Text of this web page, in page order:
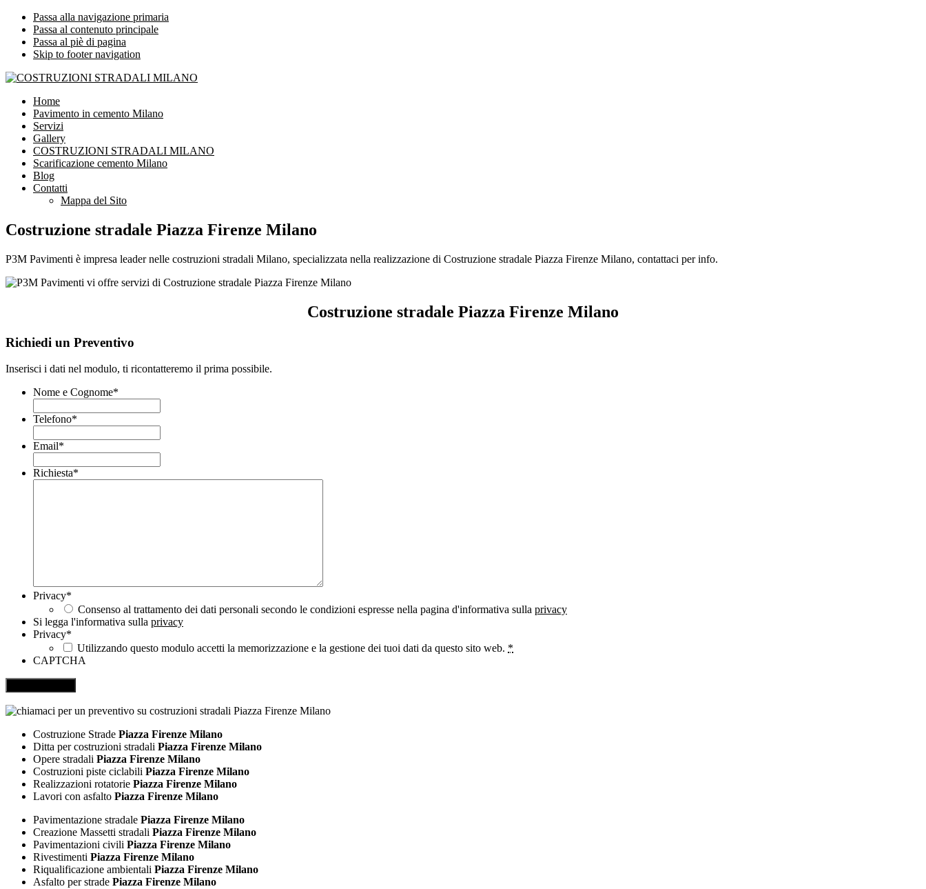
Passa alla navigazione primaria
Passa al contenuto principale
Passa al piè di pagina
Skip to footer navigation
COSTRUZIONI STRADALI MILANO
Impresa leader nelle costruzioni stradali Milano
Home
Pavimento in cemento Milano
Servizi
Gallery
COSTRUZIONI STRADALI MILANO
Scarificazione cemento Milano
Blog
Contatti
Mappa del Sito
Costruzione stradale Piazza Firenze Milano
P3M Pavimenti è impresa leader nelle costruzioni stradali Milano, specializzata nella realizzazione di Costruzione stradale Piazza Firenze Milano, contattaci per info.
Costruzione stradale Piazza Firenze Milano
Richiedi un Preventivo
Inserisci i dati nel modulo, ti ricontatteremo il prima possibile.
Nome e Cognome*
Telefono*
Email*
Richiesta*
Privacy*
Consenso al trattamento dei dati personali secondo le condizioni espresse nella pagina d'informativa sulla privacy
Si legga l'informativa sulla privacy
Privacy*
Utilizzando questo modulo accetti la memorizzazione e la gestione dei tuoi dati da questo sito web. *
CAPTCHA
Costruzione Strade Piazza Firenze Milano
Ditta per costruzioni stradali Piazza Firenze Milano
Opere stradali Piazza Firenze Milano
Costruzioni piste ciclabili Piazza Firenze Milano
Realizzazioni rotatorie Piazza Firenze Milano
Lavori con asfalto Piazza Firenze Milano
Pavimentazione stradale Piazza Firenze Milano
Creazione Massetti stradali Piazza Firenze Milano
Pavimentazioni civili Piazza Firenze Milano
Rivestimenti Piazza Firenze Milano
Riqualificazione ambientali Piazza Firenze Milano
Asfalto per strade Piazza Firenze Milano